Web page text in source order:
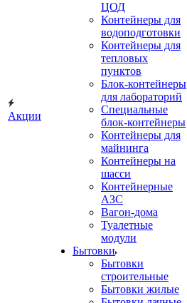
Акции
ЦОД
Контейнеры для
водоподготовки
Контейнеры для
тепловых
пунктов
Блок-контейнеры
для лабораторий
Специальные
блок-контейнеры
Контейнеры для
майнинга
Контейнеры на
шасси
Контейнерные
АЗС
Вагон-дома
Туалетные
модули
Бытовки
Бытовки
строительные
Бытовки жилые